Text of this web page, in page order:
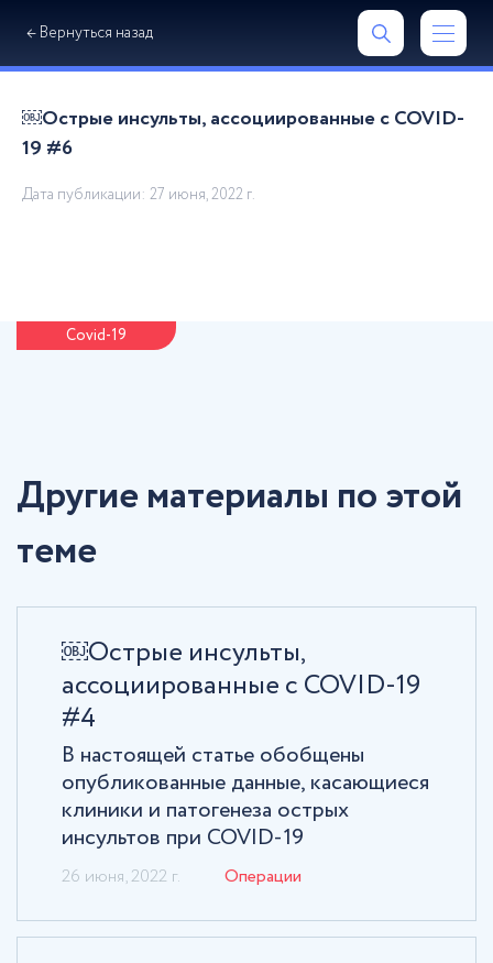
← Вернуться назад
￼Острые инсульты, ассоциированные с COVID-
19 #6
Дата публикации: 27 июня, 2022 г.
Сovid-19
Другие материалы по этой
теме
￼Острые инсульты,
ассоциированные с COVID-19
#4
В настоящей статье обобщены
опубликованные данные, касающиеся
клиники и патогенеза острых
инсультов при COVID-19
26 июня, 2022 г. Операции